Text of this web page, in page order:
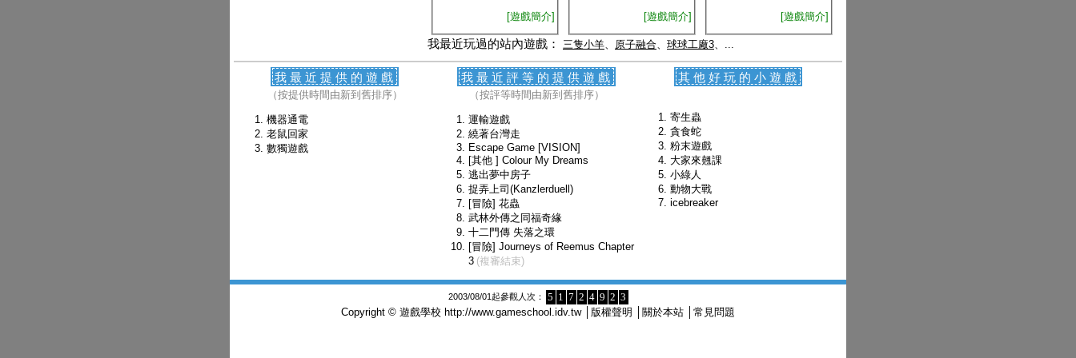
[遊戲簡介] [遊戲簡介] [遊戲簡介]
我最近玩過的站內遊戲： 三隻小羊 原子融合 球球工廠3
我最近提供的遊戲
（按提供時間由新到舊排序）
機器通電
老鼠回家
數獨遊戲
我最近評等的提供遊戲
（按評等時間由新到舊排序）
運輸遊戲
繞著台灣走
Escape Game [VISION]
[其他 ] Colour My Dreams
逃出夢中房子
捉弄上司(Kanzlerduell)
[冒險] 花蟲
武林外傳之同福奇緣
十二門傳 失落之環
[冒險] Journeys of Reemus Chapter
3 (複審結束)
其他好玩的小遊戲
寄生蟲
貪食蛇
粉末遊戲
大家來翹課
小綠人
動物大戰
icebreaker
2003/08/01起參觀人次： 5 1 7 2 4 9 2 3
Copyright © 遊戲學校 http://www.gameschool.idv.tw│ 版權聲明 關於本站 常見問題